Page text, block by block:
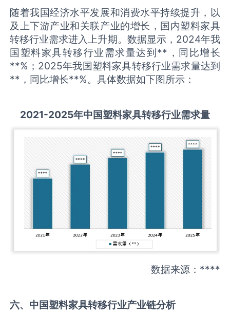
随着我国经济水平发展和消费水平持续提升，以
及上下游产业和关联产业的增长，国内塑料家具
转移行业需求进入上升期。数据显示，2024年我
国塑料家具转移行业需求量达到**，同比增长
**%；2025年我国塑料家具转移行业需求量达到
**，同比增长**%。具体数据如下图所示：
2021-2025年中国塑料家具转移行业需求量
数据来源：****
六、中国塑料家具转移行业产业链分析